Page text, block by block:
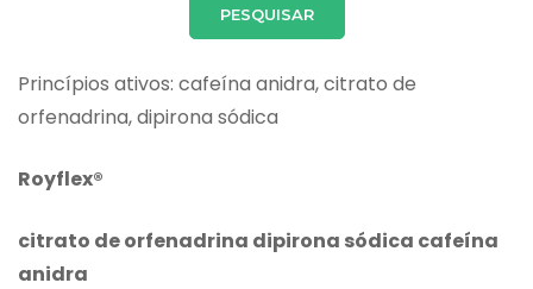
Princípios ativos: cafeína anidra, citrato de
orfenadrina, dipirona sódica
Royflex®
citrato de orfenadrina dipirona sódica cafeína
anidra